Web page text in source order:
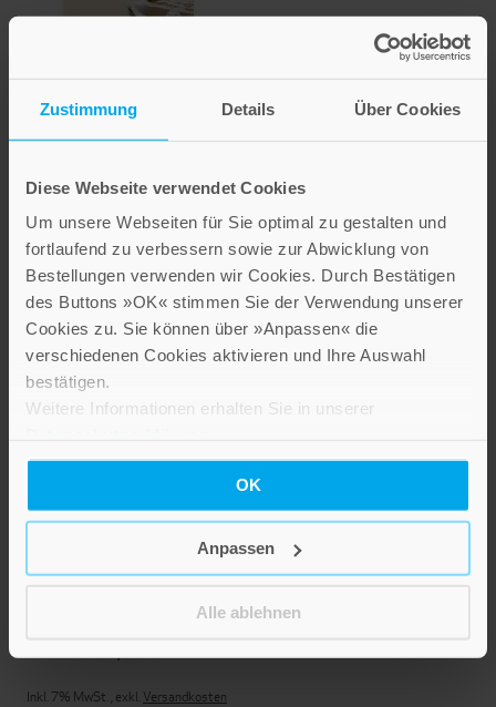
Zustimmung Details Über Cookies
Diese Webseite verwendet Cookies
Um unsere Webseiten für Sie optimal zu gestalten und
fortlaufend zu verbessern sowie zur Abwicklung von
Bestellungen verwenden wir Cookies. Durch Bestätigen
des Buttons »OK« stimmen Sie der Verwendung unserer
Cookies zu. Sie können über »Anpassen« die
verschiedenen Cookies aktivieren und Ihre Auswahl
bestätigen.
Weitere Informationen erhalten Sie in unserer
OK
Anpassen
Alle ablehnen
Die Kunst, sich
19,00 €
Inkl. 7% MwSt.,exkl.Versandkosten
Mich schützen und
stärken
22,00 €
Inkl. 7% MwSt. exkl. Versandkosten